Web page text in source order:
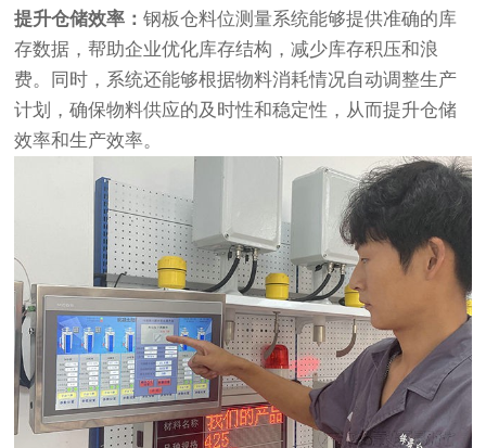
提升仓储效率：钢板仓料位测量系统能够提供准确的库
存数据，帮助企业优化库存结构，减少库存积压和浪
费。同时，系统还能够根据物料消耗情况自动调整生产
计划，确保物料供应的及时性和稳定性，从而提升仓储
效率和生产效率。